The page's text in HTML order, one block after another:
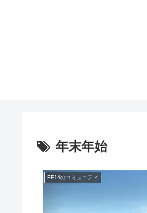
年末年始
FF14のコミュニティ